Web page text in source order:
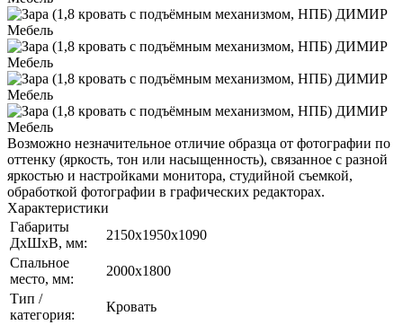
Возможно незначительное отличие образца от фотографии по
оттенку (яркость, тон или насыщенность), связанное с разной
яркостью и настройками монитора, студийной съемкой,
обработкой фотографии в графических редакторах.
Характеристики
Габариты
ДхШхВ, мм:
2150х1950х1090
Спальное
место, мм:
2000х1800
Тип /
категория:
Кровать